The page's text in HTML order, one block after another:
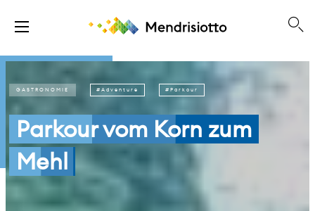
GASTRONOMIE Adventure Parkour
Parkour vom Korn zum
Mehl